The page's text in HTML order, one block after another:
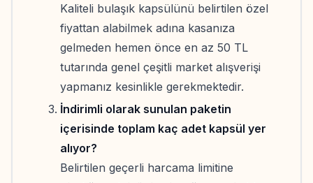
Kaliteli bulaşık kapsülünü belirtilen özel
fiyattan alabilmek adına kasanıza
gelmeden hemen önce en az 50 TL
tutarında genel çeşitli market alışverişi
yapmanız kesinlikle gerekmektedir.
İndirimli olarak sunulan paketin
içerisinde toplam kaç adet kapsül yer
alıyor?
Belirtilen geçerli harcama limitine